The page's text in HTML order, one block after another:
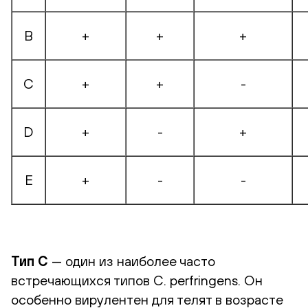
В + + +
С + + -
D + - +
E + - -
Тип C — один из наиболее часто
встречающихся типов C. perfringens. Он
особенно вирулентен для телят в возрасте